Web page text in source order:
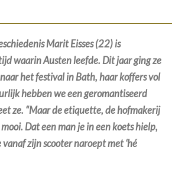
Marit Eisses (22) is
waarin Austen leefde. Dit jaar ging ze
het festival in Bath, haar koffers vol
hebben we een geromantiseerd
ze. “Maar de etiquette, de hofmakerij
Dat een man je in een koets hielp,
zijn scooter naroept met ‘hé